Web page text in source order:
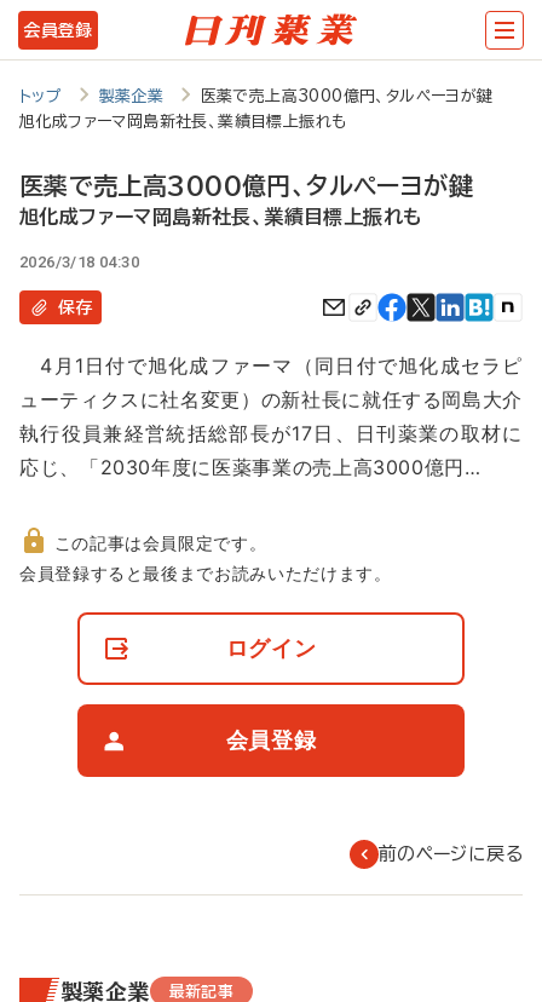
メ
イ
コ
テ
ツ
に
動
会員登録
トップ 製薬企業
医薬で売上高3000億円、タルペーヨが鍵
旭化成ファーマ岡島新社長、業績目標上振れも
医薬で売上高3000億円、タルペーヨが鍵
旭化成ファーマ岡島新社長、業績目標上振れも
2026/3/18 04:30
保存
4月1日付で旭化成ファーマ（同日付で旭化成セラピ
ューティクスに社名変更）の新社長に就任する岡島大介
執行役員兼経営統括総部長が17日、日刊薬業の取材に
応じ、「2030年度に医薬事業の売上高3000億円…
非
この記事は会員限定です。
会員登録すると最後までお読みいただけます。
ログイン
会員登録
前のページに戻る
製薬企業 最新記事